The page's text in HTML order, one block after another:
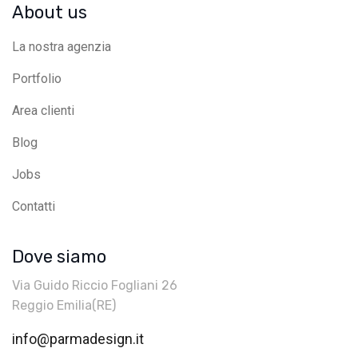
About us
La nostra agenzia
Portfolio
Area clienti
Blog
Jobs
Contatti
Dove siamo
Via Guido Riccio Fogliani 26
Reggio Emilia(RE)
info@parmadesign.it